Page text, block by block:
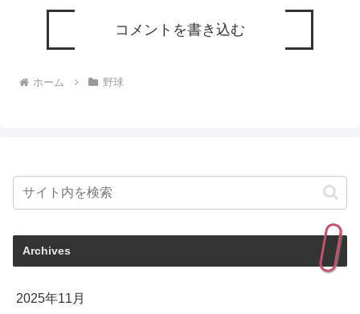
コメントを書き込む
ホーム 野球
Archives
2025年11月